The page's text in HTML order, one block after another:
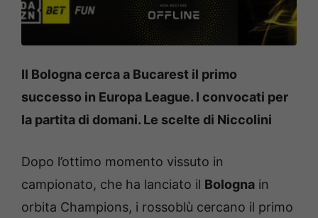
Il Bologna cerca a Bucarest il primo
successo in Europa League. I convocati per
la partita di domani. Le scelte di Niccolini
Dopo l’ottimo momento vissuto in
campionato, che ha lanciato il Bologna in
orbita Champions, i rossoblù cercano il primo